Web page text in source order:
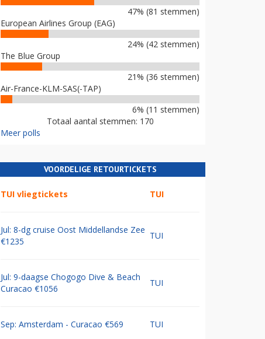
47% (81 stemmen)
European Airlines Group (EAG)
24% (42 stemmen)
The Blue Group
21% (36 stemmen)
Air-France-KLM-SAS(-TAP)
6% (11 stemmen)
Totaal aantal stemmen: 170
Meer polls
VOORDELIGE RETOURTICKETS
TUI vliegtickets TUI
Jul: 8-dg cruise Oost Middellandse Zee
€1235
TUI
Jul: 9-daagse Chogogo Dive & Beach
Curacao €1056
TUI
Sep: Amsterdam - Curacao €569 TUI